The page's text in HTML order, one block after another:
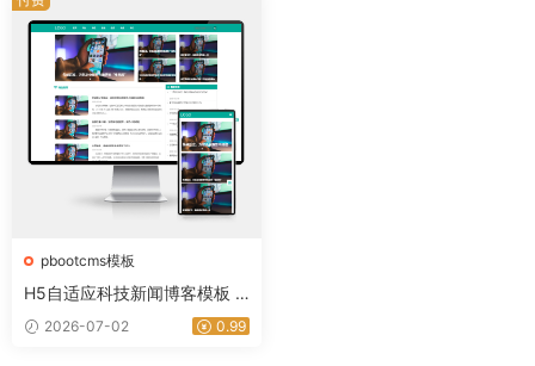
pbootcms模板
H5自适应科技新闻博客模板 |
PbootCMS财经新闻资讯网站
源码下载｜星途资源网
2026-07-02 0.99